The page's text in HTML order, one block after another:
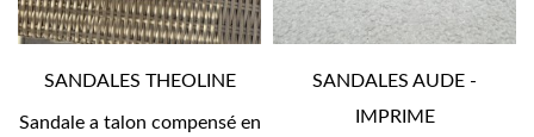
SANDALES THEOLINE
Sandale a talon compensé en
SANDALES AUDE -
IMPRIME